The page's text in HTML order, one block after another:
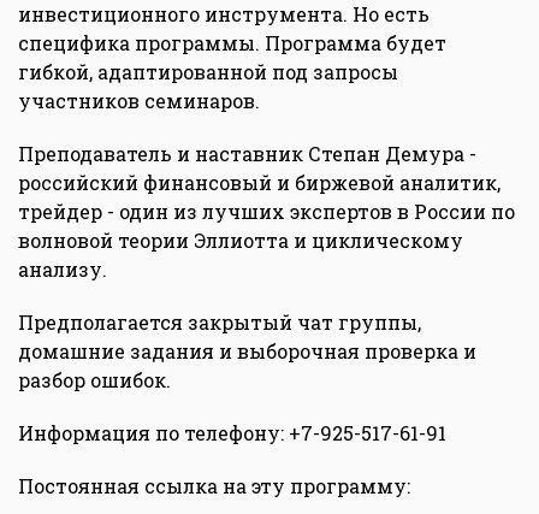
инвестиционного инструмента. Но есть
специфика программы. Программа будет
гибкой, адаптированной под запросы
участников семинаров.
Преподаватель и наставник Степан Демура -
российский финансовый и биржевой аналитик,
трейдер - один из лучших экспертов в России по
волновой теории Эллиотта и циклическому
анализу.
Предполагается закрытый чат группы,
домашние задания и выборочная проверка и
разбор ошибок.
Информация по телефону: +7-925-517-61-91
Постоянная ссылка на эту программу: